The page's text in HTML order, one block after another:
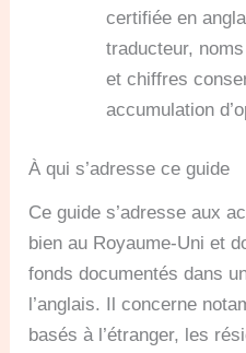
certifiée en
traducteur,
et chiffres
accumulation
À qui s’adresse ce guide
Ce guide s’adresse aux
bien au Royaume-Uni et
fonds documentés dans
l’anglais. Il concerne
basés à l’étranger, les